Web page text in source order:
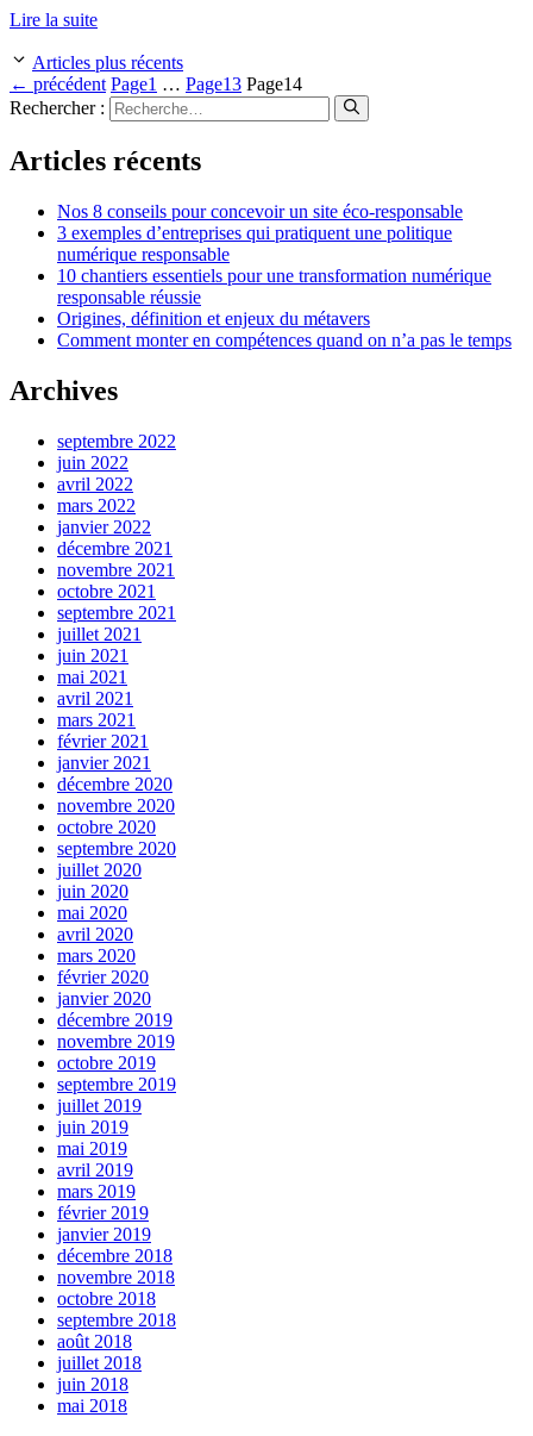
Lire la suite
Articles plus récents
← précédent Page1 … Page13 Page14
Rechercher :
Articles récents
Nos 8 conseils pour concevoir un site éco-responsable
3 exemples d’entreprises qui pratiquent une politique
numérique responsable
10 chantiers essentiels pour une transformation numérique
responsable réussie
Origines, définition et enjeux du métavers
Comment monter en compétences quand on n’a pas le temps
Archives
septembre 2022
juin 2022
avril 2022
mars 2022
janvier 2022
décembre 2021
novembre 2021
octobre 2021
septembre 2021
juillet 2021
juin 2021
mai 2021
avril 2021
mars 2021
février 2021
janvier 2021
décembre 2020
novembre 2020
octobre 2020
septembre 2020
juillet 2020
juin 2020
mai 2020
avril 2020
mars 2020
février 2020
janvier 2020
décembre 2019
novembre 2019
octobre 2019
septembre 2019
juillet 2019
juin 2019
mai 2019
avril 2019
mars 2019
février 2019
janvier 2019
décembre 2018
novembre 2018
octobre 2018
septembre 2018
août 2018
juillet 2018
juin 2018
mai 2018